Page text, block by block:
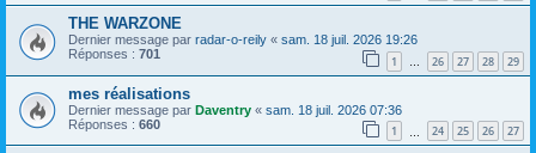
THE WARZONE
Dernier message par radar-o-reily « sam. 18 juil. 2026 19:26
Réponses : 701 1 26 27 28 29
mes réalisations
Dernier message par Daventry « sam. 18 juil. 2026 07:36
Réponses : 660 1 24 25 26 27